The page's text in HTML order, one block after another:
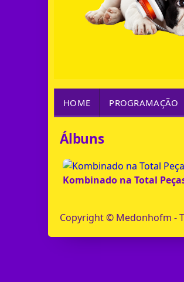
HOME PROGRAMAÇÃO
Álbuns
Kombinado na Total
Copyright © Medonhofm -